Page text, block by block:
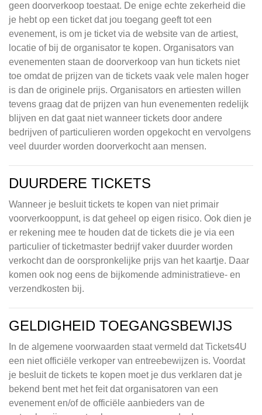
geen doorverkoop toestaat. De enige echte zekerheid die
je hebt op een ticket dat jou toegang geeft tot een
evenement, is om je ticket via de website van de artiest,
locatie of bij de organisator te kopen. Organisators van
evenementen staan de doorverkoop van hun tickets niet
toe omdat de prijzen van de tickets vaak vele malen hoger
is dan de originele prijs. Organisators en artiesten willen
tevens graag dat de prijzen van hun evenementen redelijk
blijven en dat gaat niet wanneer tickets door andere
bedrijven of particulieren worden opgekocht en vervolgens
veel duurder worden doorverkocht aan mensen.
DUURDERE TICKETS
Wanneer je besluit tickets te kopen van niet primair
voorverkooppunt, is dat geheel op eigen risico. Ook dien je
er rekening mee te houden dat de tickets die je via een
particulier of ticketmaster bedrijf vaker duurder worden
verkocht dan de oorspronkelijke prijs van het kaartje. Daar
komen ook nog eens de bijkomende administratieve- en
verzendkosten bij.
GELDIGHEID TOEGANGSBEWIJS
In de algemene voorwaarden staat vermeld dat Tickets4U
een niet officiële verkoper van entreebewijzen is. Voordat
je besluit de tickets te kopen moet je dus verklaren dat je
bekend bent met het feit dat organisatoren van een
evenement en/of de officiële aanbieders van de